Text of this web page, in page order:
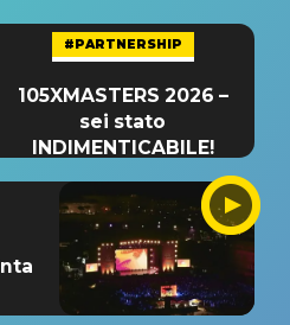
#PARTNERSHIP
105XMASTERS 2026 –
sei stato
INDIMENTICABILE!